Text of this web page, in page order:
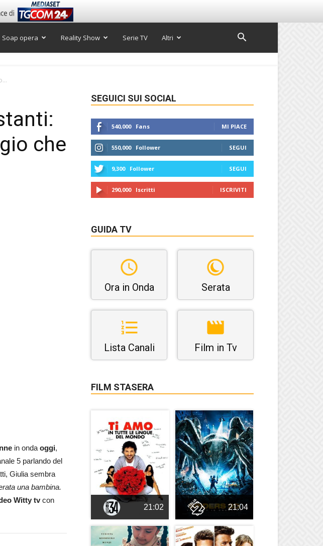
Soap opera Reality Show Serie TV Altri
che
in onda oggi,
5 parlando del
Giulia sembra
una bambina.
Witty tvcon
SEGUICI SUI SOCIAL
540,000 Fans MI PIACE
550,000 Follower SEGUI
9,300 Follower SEGUI
290,000 Iscritti ISCRIVITI
GUIDA TV
Ora in Onda Serata
Lista Canali Film in Tv
FILM STASERA
21:02 21:04